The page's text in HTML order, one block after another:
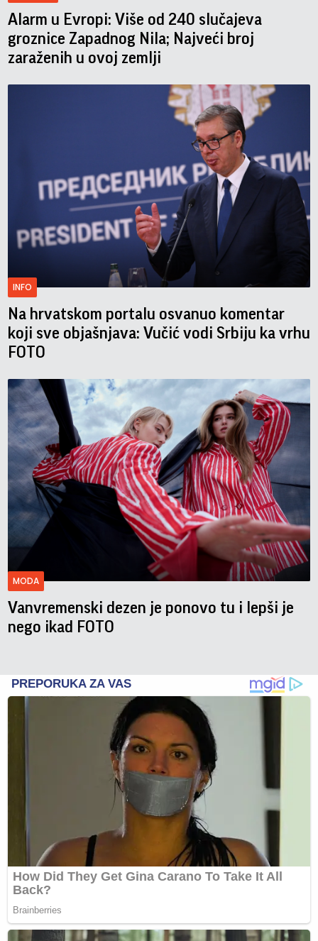
Alarm u Evropi: Više od 240 slučajeva
groznice Zapadnog Nila; Najveći broj
zaraženih u ovoj zemlji
INFO
Na hrvatskom portalu osvanuo komentar
koji sve objašnjava: Vučić vodi Srbiju ka vrhu
FOTO
MODA
Vanvremenski dezen je ponovo tu i lepši je
nego ikad FOTO